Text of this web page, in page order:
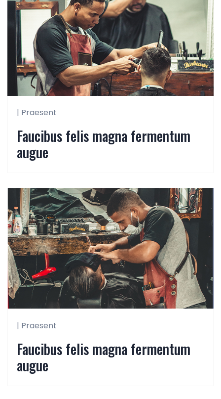
| Praesent
Faucibus felis magna fermentum
augue
| Praesent
Faucibus felis magna fermentum
augue